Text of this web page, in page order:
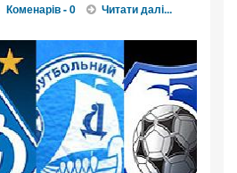
Коменарів - 0 Читати далі...